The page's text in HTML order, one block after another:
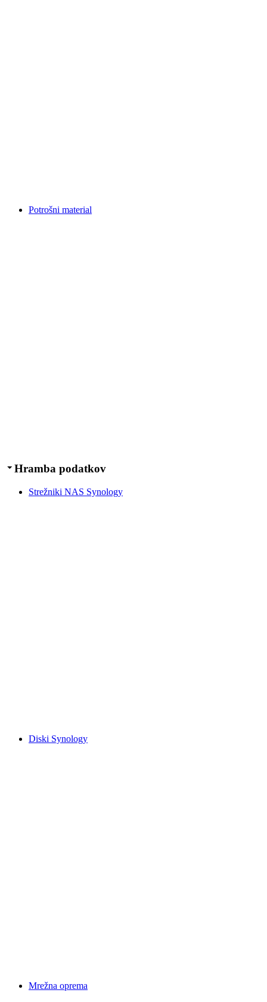
Potrošni material
Hramba podatkov
Strežniki NAS Synology
Diski Synology
Mrežna oprema